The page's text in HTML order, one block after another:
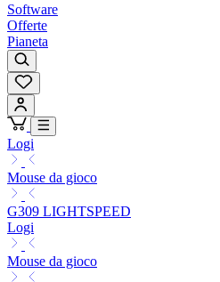
Software
Offerte
Pianeta
Logi
Mouse da gioco
G309 LIGHTSPEED
Logi
Mouse da gioco